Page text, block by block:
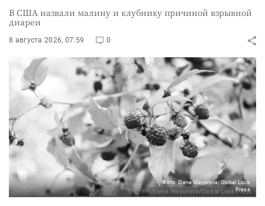
В США назвали малину и клубнику причиной взрывной
диареи
8 августа 2026, 07:59 0
Фото: Elena Mayorova/Global Look
Press